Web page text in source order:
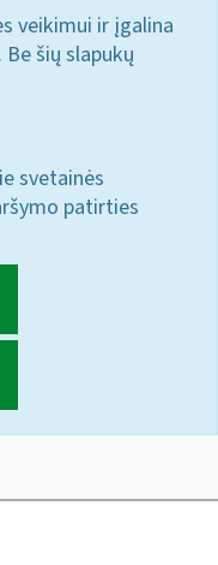
veikimui ir įgalina
šių slapukų
svetainės
patirties